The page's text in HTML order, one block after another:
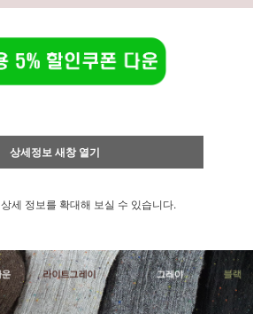
상세정보 새창 열기
상세 정보를 확대해 보실 수 있습니다.